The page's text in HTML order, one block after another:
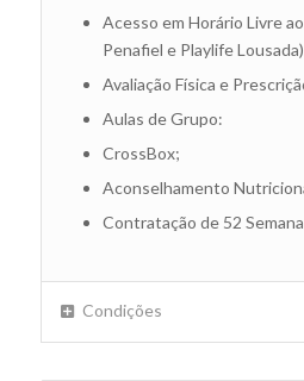
Acesso em Horário Livre
Penafiel e Playlife
Avaliação Física e
Aulas de Grupo:
CrossBox;
Aconselhamento
Contratação de 52
Condições